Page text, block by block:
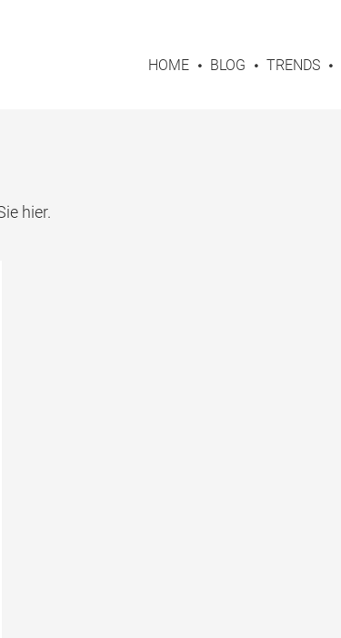
HOME BLOG TRENDS
hier.